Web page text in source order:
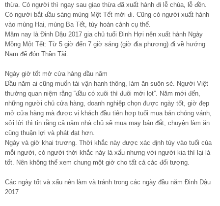
thừa. Có người thì ngay sau giao thừa đã xuất hành đi lễ chùa, lễ đền.
Có người bắt đầu sáng mùng Một Tết mới đi. Cũng có người xuất hành
vào mùng Hai, mùng Ba Tết, tùy hoàn cảnh cụ thể.
Măm nay là Đinh Dậu 2017 gia chủ tuổi Đinh Hợi nên xuất hành Ngày
Mồng Một Tết: Từ 5 giờ đến 7 giờ sáng (giờ địa phương) đi về hướng
Nam để đón Thần Tài.
Ngày giờ tốt mở cửa hàng đầu năm
Đầu năm ai cũng muốn tài vận hanh thông, làm ăn suôn sẻ. Người Việt
thường quan niệm rằng “đầu có xuôi thì đuôi mới lọt”. Năm mới đến,
những người chủ cửa hàng, doanh nghiệp chọn được ngày tốt, giờ đẹp
mở cửa hàng mà được vị khách đầu tiên hợp tuổi mua bán chóng vánh,
sởi lởi thì tin rằng cả năm nhà chủ sẽ mua may bán đắt, chuyện làm ăn
cũng thuận lợi và phát đạt hơn.
Ngày và giờ khai trương. Thời khắc này được xác định tùy vào tuổi của
mỗi người, có người thời khắc này là xấu nhưng với người kia thì lại là
tốt. Nên không thể xem chung một giờ cho tất cả các đối tượng.
Các ngày tốt và xấu nên làm và tránh trong các ngày đầu năm Đinh Dậu
2017